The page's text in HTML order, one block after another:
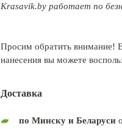
Krasavik.by работает по
Просим обратить внимание!
нанесения вы можете
Доставка
по Минску и Беларуси